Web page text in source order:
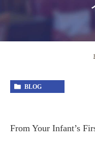
BLOG
From Your Infant’s